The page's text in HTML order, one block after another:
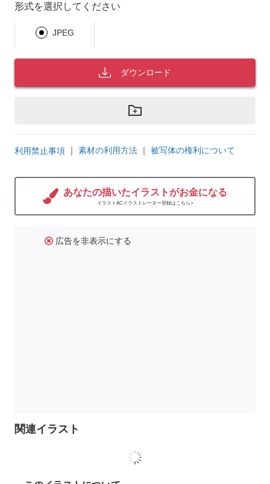
形式を選択してください
JPEG
ダウンロード
利用禁止事項 ｜ 素材の利用方法 ｜ 被写体の権利について
あなたの描いたイラストがお金になる
イラストACイラストレーター登録はこちら>
広告を非表示にする
関連イラスト